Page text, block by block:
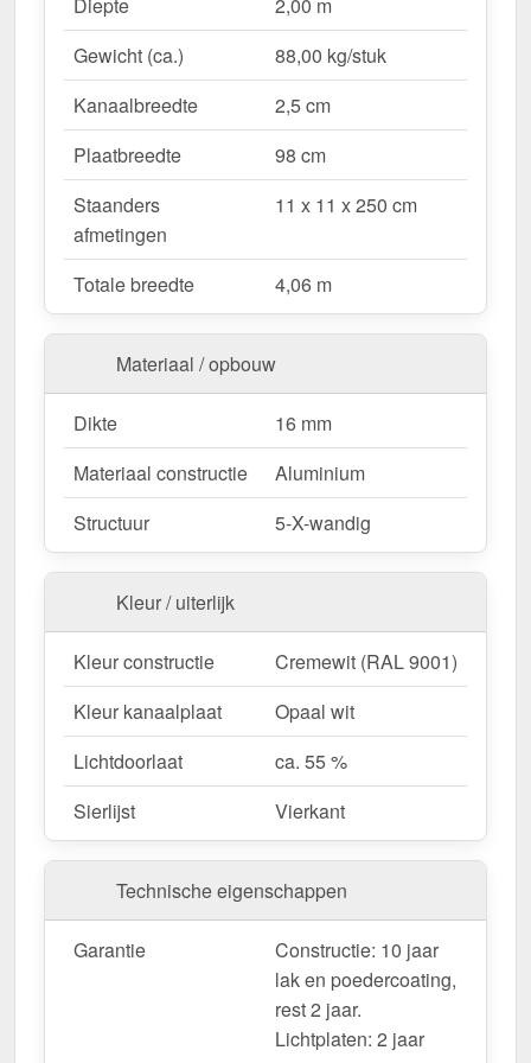
RAL 9001?
Duurzaam & stabiel
– Hoogwaardige Aluminium
constructie voor maximale weersbestendigheid.
Effectieve bescherming tegen weersinvloeden
– Bestendige Polycarbonaat dakbedekking
beschermt tegen regen & UV-straling.
Robuust voor alle weersomstandigheden
Beschikbaar voor sneeuwzone 2 (0,85 kN/m²),
ideaal voor verschillende klimatologische
omstandigheden.
Optimale lichttransmissie– Heldere &
vriendelijke sfeer met ongeveer 55 %
lichttransmissie.
Geïntegreerde dakgoot– Waterafvoer via de
verborgen goot, esthetisch & functioneel.
Ruimtebesparend design– Met slechts 2
berichten blijft uw terras open & ruimtelijk.
Aangepaste look
– Verkrijgbaar met Vierkant
Garantie– 10 jaar voor kwaliteit en veiligheid op
Ideaal voor de volgende toepassingen:
Terrassen & zithoeken– Bescherming tegen
zon en regen voor gezellige buitenruimtes.
Gastronomie & Hotels– Hoogwaardige
dakbedekking voor buiten & klantencomfort.
bescherming voor voertuigen & fietsen.
Pergolen.
Nieuwe gebouwen & renovaties– Flexibele
oplossing voor nieuwe en bestaande gebouwen.
Diepte
2,00 m
Gewicht (ca.)
88,00 kg/stuk
Kanaalbreedte
2,5 cm
Plaatbreedte
98 cm
Staanders
afmetingen
11 x 11 x 250 cm
Totale breedte 4,06 m
Materiaal / opbouw
Dikte
16 mm
Materiaal constructie
Aluminium
Structuur
5-X-wandig
Kleur / uiterlijk
Kleur constructie
Cremewit (RAL 9001)
Kleur kanaalplaat
Opaal wit
Lichtdoorlaat
ca. 55 %
Sierlijst
Vierkant
Technische eigenschappen
Garantie
Constructie: 10 jaar
lak en poedercoating,
rest 2 jaar.
Lichtplaten: 2 jaar